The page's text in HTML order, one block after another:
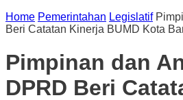
Home Pemerintahan Legislatif
Beri Catatan Kinerja BUMD Kota
Pimpinan dan
DPRD Beri